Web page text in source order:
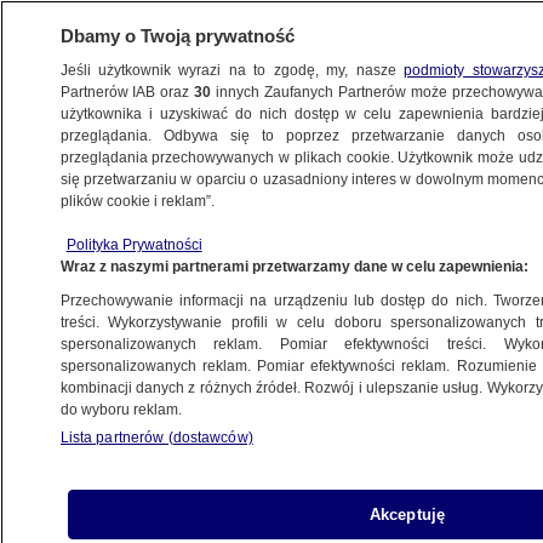
KULTURA I STYL
Przyjaciele, współpracownicy
i dziennikarze żegnają Ewę Wanat
14.12.2023, 10:05
Udostępnij
człowiek", ale też "wymagająca szefowa", która
"robiła świetne radio" i "napisała kilka ważnych
Dbamy o Twoją prywatność
Jeśli użytkownik wyrazi na to zgodę, my, naszepodmioty
Partnerów IAB oraz30 innych Zaufanych Partnerów może
użytkownika i uzyskiwać do nich dostęp w celu zapewnienia
przeglądania. Odbywa się to poprzez przetwarzanie danych
przeglądania przechowywanych w plikach cookie. Użytkownik może
się przetwarzaniu w oparciu o uzasadniony interes w dowolnym
plików cookie i reklam”.
Polityka Prywatności
Wraz z naszymi partnerami przetwarzamy dane w celu zapewnienia:
Przechowywanie informacji na urządzeniu lub dostęp do nich.
treści. Wykorzystywanie profili w celu doboru spersonalizowanych
spersonalizowanych reklam. Pomiar efektywności treści.
spersonalizowanych reklam. Pomiar efektywności reklam.
kombinacji danych z różnych źródeł. Rozwój i ulepszanie usług.
do wyboru reklam.
Lista partnerów (dostawców)
Akceptuję